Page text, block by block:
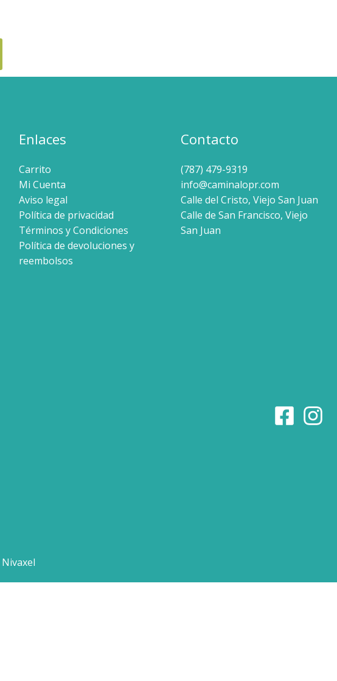
Enlaces
Carrito
Mi Cuenta
Aviso legal
Política de privacidad
Términos y Condiciones
Política de devoluciones y
reembolsos
Contacto
(787) 479-9319
info@caminalopr.com
Calle del Cristo, Viejo San Juan
Calle de San Francisco, Viejo
San Juan
Nivaxel